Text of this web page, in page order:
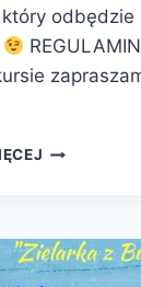
odbędzie
POWIATOWY